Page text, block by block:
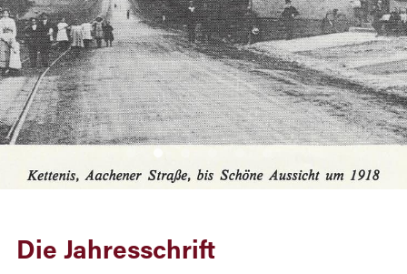
Die Jahresschrift